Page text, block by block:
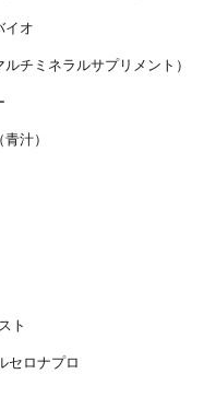
イオ
チミネラルサプリメント）
汁）
ト
セロナプロ